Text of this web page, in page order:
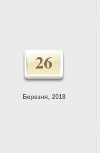
26
Березня, 2018